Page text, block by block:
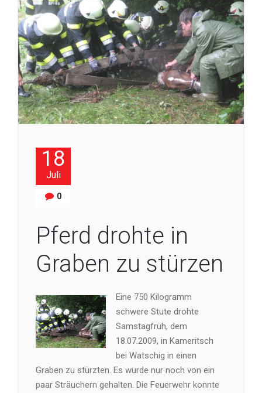
18
Juli
0
Pferd drohte in
Graben zu stürzen
Eine 750 Kilogramm
schwere Stute drohte
Samstagfrüh, dem
18.07.2009, in Kameritsch
bei Watschig in einen
Graben zu stürzten. Es wurde nur noch von ein
paar Sträuchern gehalten. Die Feuerwehr konnte